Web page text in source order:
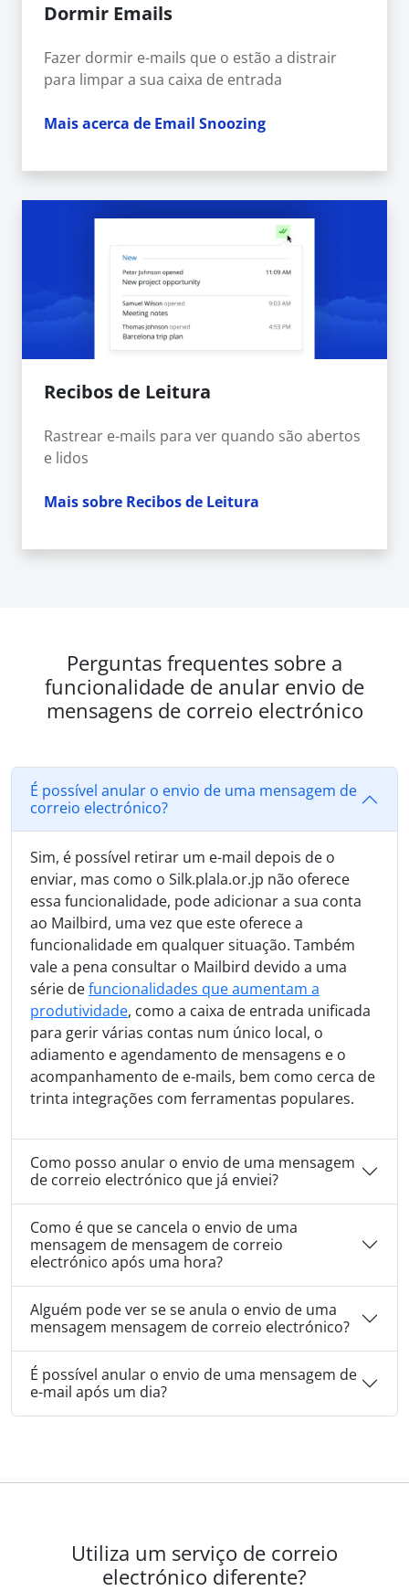
Dormir Emails
Fazer dormir e-mails que o estão a distrair
para limpar a sua caixa de entrada
Mais acerca de Email Snoozing
Recibos de Leitura
Rastrear e-mails para ver quando são abertos
e lidos
Mais sobre Recibos de Leitura
Perguntas frequentes sobre a
funcionalidade de anular envio de
mensagens de correio electrónico
É possível anular o envio de uma mensagem de
correio electrónico?
Sim, é possível retirar um e-mail depois de o
enviar, mas como o Silk.plala.or.jp não oferece
essa funcionalidade, pode adicionar a sua conta
ao Mailbird, uma vez que este oferece a
funcionalidade em qualquer situação. Também
vale a pena consultar o Mailbird devido a uma
série defuncionalidades que aumentam a
produtividade, como a caixa de entrada unificada
para gerir várias contas num único local, o
adiamento e agendamento de mensagens e o
acompanhamento de e-mails, bem como cerca de
trinta integrações com ferramentas populares.
Como posso anular o envio de uma mensagem
de correio electrónico que já enviei?
Como é que se cancela o envio de uma
mensagem de mensagem de correio
electrónico após uma hora?
Alguém pode ver se se anula o envio de uma
mensagem mensagem de correio electrónico?
É possível anular o envio de uma mensagem de
e-mail após um dia?
Utiliza um serviço de correio
electrónico diferente?